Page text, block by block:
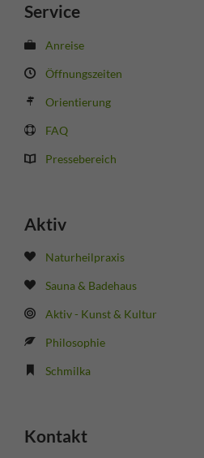
Service
Anreise
Öffnungszeiten
Orientierung
FAQ
Pressebereich
Aktiv
Naturheilpraxis
Sauna & Badehaus
Aktiv - Kunst & Kultur
Philosophie
Schmilka
Kontakt